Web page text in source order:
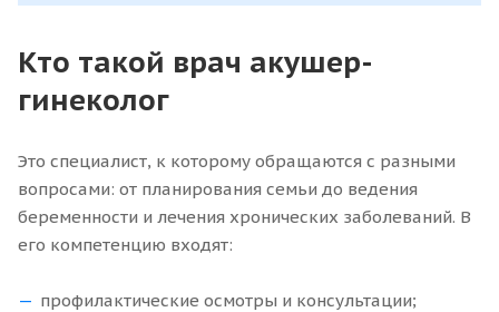
Кто такой врач акушер-
гинеколог
Это специалист, к которому обращаются с разными
вопросами: от планирования семьи до ведения
беременности и лечения хронических заболеваний. В
его компетенцию входят:
профилактические осмотры и консультации;